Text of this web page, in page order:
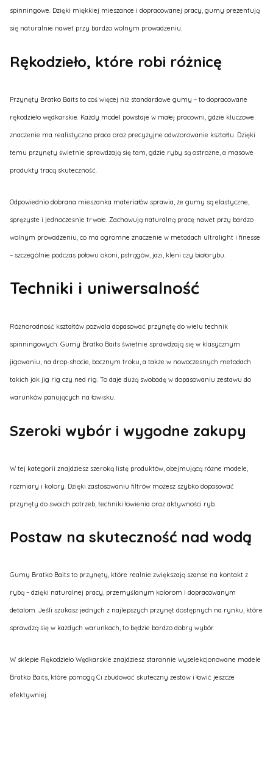
spinningowe. Dzięki miękkiej mieszance i dopracowanej pracy, gumy prezentują
się naturalnie nawet przy bardzo wolnym prowadzeniu.
Rękodzieło, które robi różnicę
Przynęty Bratko Baits to coś więcej niż standardowe gumy – to dopracowane
rękodzieło wędkarskie. Każdy model powstaje w małej pracowni, gdzie kluczowe
znaczenie ma realistyczna praca oraz precyzyjne odwzorowanie kształtu. Dzięki
temu przynęty świetnie sprawdzają się tam, gdzie ryby są ostrożne, a masowe
produkty tracą skuteczność.
Odpowiednio dobrana mieszanka materiałów sprawia, że gumy są elastyczne,
sprężyste i jednocześnie trwałe. Zachowują naturalną pracę nawet przy bardzo
wolnym prowadzeniu, co ma ogromne znaczenie w metodach ultralight i finesse
– szczególnie podczas połowu okoni, pstrągów, jazi, kleni czy białorybu.
Techniki i uniwersalność
Różnorodność kształtów pozwala dopasować przynętę do wielu technik
spinningowych. Gumy Bratko Baits świetnie sprawdzają się w klasycznym
jigowaniu, na drop-shocie, bocznym troku, a także w nowoczesnych metodach
takich jak jig rig czy ned rig. To daje dużą swobodę w dopasowaniu zestawu do
warunków panujących na łowisku.
Szeroki wybór i wygodne zakupy
W tej kategorii znajdziesz szeroką listę produktów, obejmującą różne modele,
rozmiary i kolory. Dzięki zastosowaniu filtrów możesz szybko dopasować
przynęty do swoich potrzeb, techniki łowienia oraz aktywności ryb.
Postaw na skuteczność nad wodą
Gumy Bratko Baits to przynęty, które realnie zwiększają szanse na kontakt z
rybą – dzięki naturalnej pracy, przemyślanym kolorom i dopracowanym
detalom. Jeśli szukasz jednych z najlepszych przynęt dostępnych na rynku, które
sprawdzą się w każdych warunkach, to będzie bardzo dobry wybór.
W sklepie Rękodzieło Wędkarskie znajdziesz starannie wyselekcjonowane modele
Bratko Baits, które pomogą Ci zbudować skuteczny zestaw i łowić jeszcze
efektywniej.